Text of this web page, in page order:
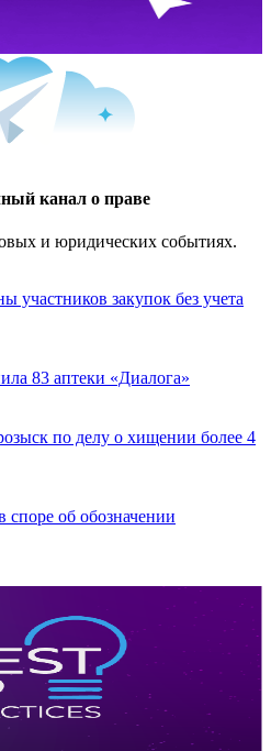
канал о праве
и юридических событиях.
участников закупок без учета
83 аптеки «Диалога»
по делу о хищении более 4
об обозначении